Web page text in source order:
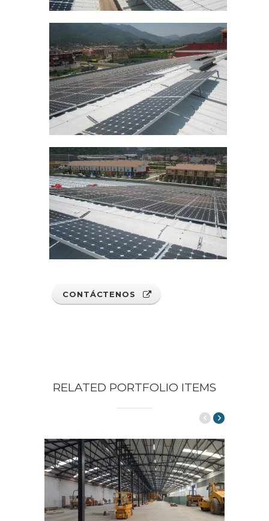
CONTÁCTENOS
RELATED PORTFOLIO ITEMS